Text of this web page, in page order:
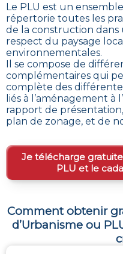
Le PLU est un
répertorie toutes les
de la construction
respect du paysage
environnementales.
Il se compose de
complémentaires qui
complète des
liés à l’aménagement à
rapport de
plan de zonage, et de
Je télécharge
PLU et le
Comment obtenir
d’Urbanisme ou